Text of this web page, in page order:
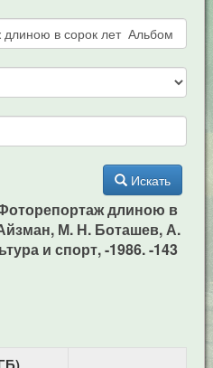
Искать
длиною в
М. Н. Боташев, А.
и спорт, -1986. -143